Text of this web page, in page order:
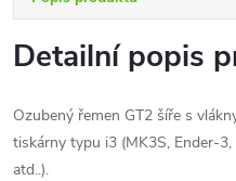
Detailní popis
Ozubený řemen GT2 šíře s
tiskárny typu i3 (MK3S, Ender-
atd..).